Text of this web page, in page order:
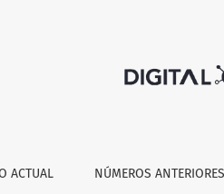
ACTUAL NÚMEROS ANTERIORES